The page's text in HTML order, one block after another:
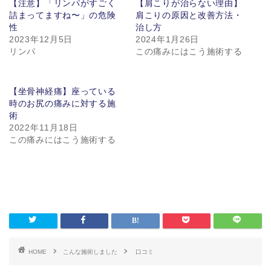
【注意】「リンパがすごく
詰まってますね〜」の危険
性
2023年12月5日
リンパ
【肩こりが治らない理由】
肩こりの原因と改善方法・
治し方
2024年1月26日
この痛みにはこう施術する
【坐骨神経痛】座っている
時のお尻の痛みに対する施
術
2022年11月18日
この痛みにはこう施術する
HOME こんな施術しました 口コミ